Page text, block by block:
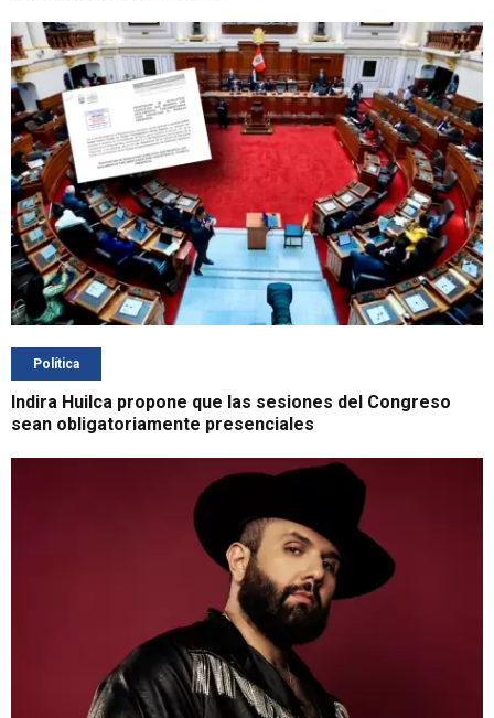
Política
Indira Huilca propone que las sesiones del Congreso
sean obligatoriamente presenciales